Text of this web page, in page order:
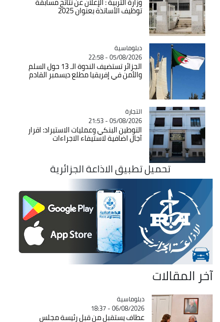
توظيف الأساتذة بعنوان 2025
Catégorie
دبلوماسية
05/08/2026 - 22:58
الجزائر تستضيف الندوة الـ 13 حول السلم
والأمن في إفريقيا مطلع ديسمبر القادم
Catégorie
التجارة
05/08/2026 - 21:53
التوطين البنكي وعمليات الاستيراد: اقرار
آجال اضافية لاستيفاء الاجراءات
تحميل تطبيق الاذاعة الجزائرية
آخر المقالات
Catégorie
دبلوماسية
06/08/2026 - 18:37
عطاف يستقبل من قبل رئيسة مجلس